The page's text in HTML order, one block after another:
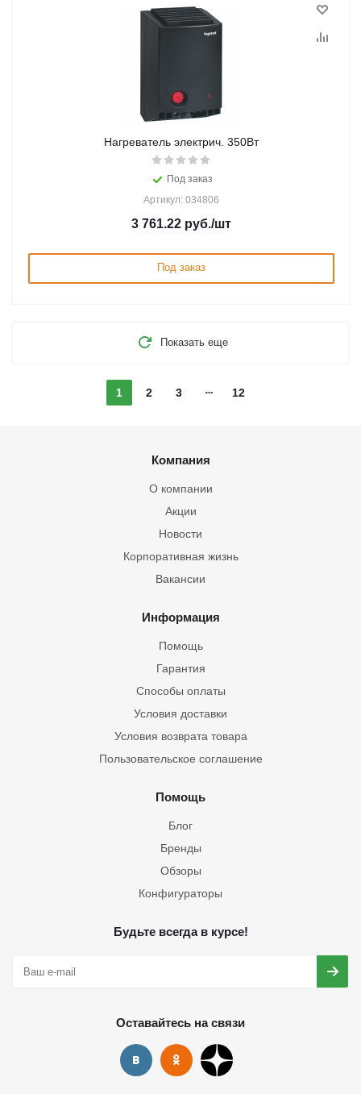
Нагреватель электрич. 350Вт
Под заказ
Артикул: 034806
3 761.22 руб./шт
Под заказ
Показать еще
1 2 3 12
Компания
О компании
Акции
Новости
Корпоративная жизнь
Вакансии
Информация
Помощь
Гарантия
Способы оплаты
Условия доставки
Условия возврата товара
Пользовательское соглашение
Помощь
Блог
Бренды
Обзоры
Конфигураторы
Будьте всегда в курсе!
Оставайтесь на связи